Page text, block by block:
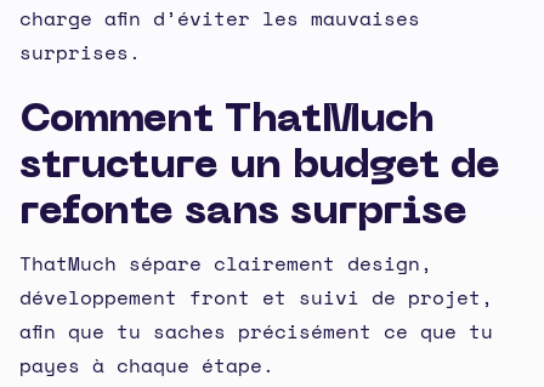
charge afin d’éviter les mauvaises
surprises.
Comment ThatMuch
structure un budget de
refonte sans surprise
ThatMuch sépare clairement design,
développement front et suivi de projet,
afin que tu saches précisément ce que tu
payes à chaque étape.